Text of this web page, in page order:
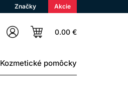
Značky Akcie
0.00 €
Kozmetické pomôcky